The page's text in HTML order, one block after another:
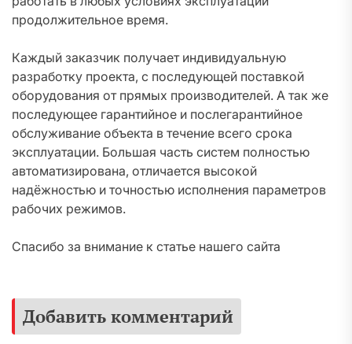
продолжительное время.
Каждый заказчик получает индивидуальную
разработку проекта, с последующей поставкой
оборудования от прямых производителей. А так же
последующее гарантийное и послегарантийное
обслуживание объекта в течение всего срока
эксплуатации. Большая часть систем полностью
автоматизирована, отличается высокой
надёжностью и точностью исполнения параметров
рабочих режимов.
Спасибо за внимание к статье нашего сайта
Добавить комментарий